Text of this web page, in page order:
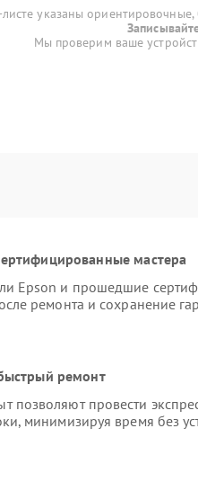
указаны ориентировочные,
Мы проверим ваше
мастера
Epson и прошедшие
ремонта и сохранение
ремонт
провести
минимизируя время без